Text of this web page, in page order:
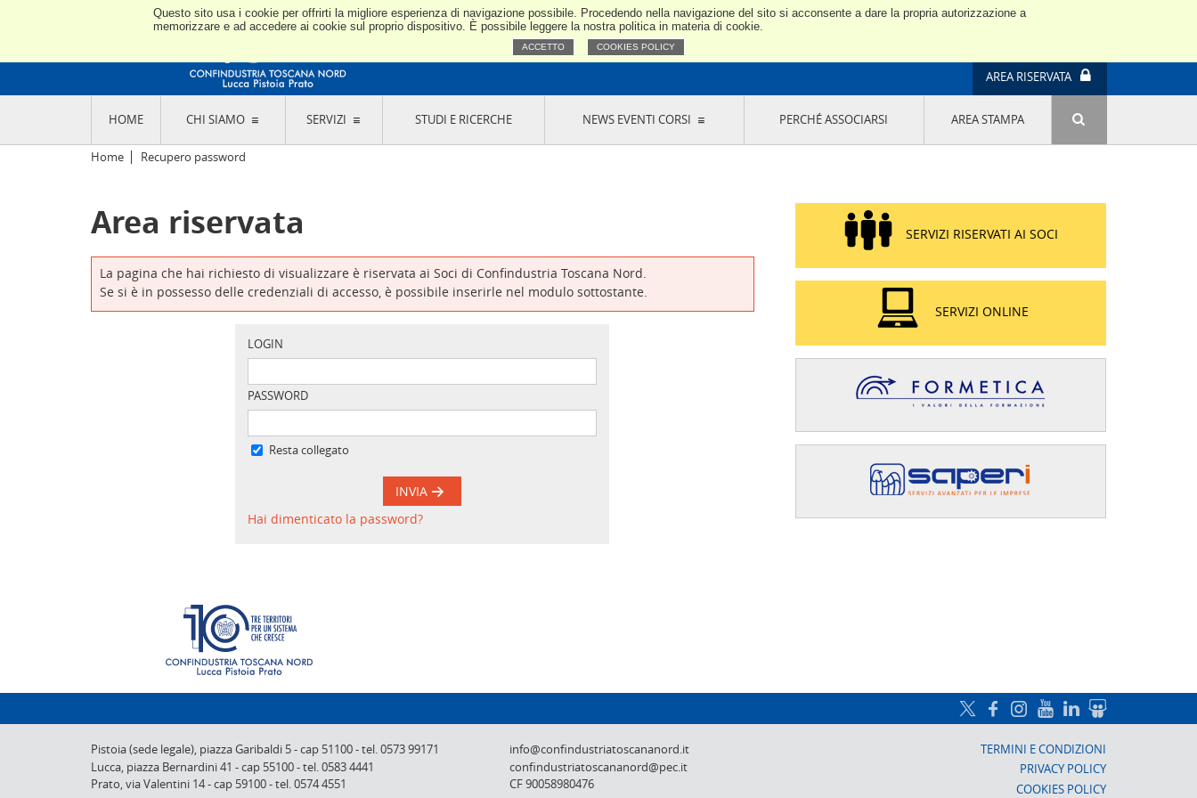
Questo sito usa i cookie per offrirti la migliore esperienza di navigazione possibile. Procedendo nella navigazione del sito si acconsente a dare la propria autorizzazione a
memorizzare e ad accedere ai cookie sul proprio dispositivo. È possibile leggere la nostra politica in materia di cookie.
ACCETTO COOKIES POLICY
Confindustria Toscana Nord
AREA RISERVATA
HOME CHI SIAMO
L'ASSOCIAZIONE
CODICE ETICO E DEI VALORI ASSOCIATIVI
TRASPARENZA CONTRIBUTI PUBBLICI
L'INDUSTRIA E IL TERRITORIO DI LUCCA,
PISTOIA E PRATO
SEDI E CONTATTI
ABOUT US
DESIGNAZIONE
ORGANI DI CONTROLLO
COMITATO PICCOLA
INDUSTRIA
GRUPPI DI ACQUISTO
EDIZIONE
PROGETTO LU.ME.
IL MANAGER DELLA SOSTENIBILITÀ NEL
DISTRETTO TESSILE PRATESE
GRUPPO IMPRENDITORIA FEMMINILE
SOSTENIBILITÀ
SERVIZI STUDI E RICERCHE NEWS EVENTI CORSI PERCHÉ ASSOCIARSI AREA STAMPA
Home Recupero password
Area riservata
La pagina che hai richiesto di visualizzare è riservata ai Soci di Confindustria Toscana Nord.
Se si è in possesso delle credenziali di accesso, è possibile inserirle nel modulo sottostante.
LOGIN
PASSWORD
Resta collegato
INVIA
Hai dimenticato la password?
SERVIZI RISERVATI AI SOCI
SERVIZI ONLINE
Pistoia (sede legale), piazza Garibaldi 5-cap 51100-tel. 0573 99171
Lucca, piazza Bernardini 41 -cap 55100-tel. 0583 4441
Prato,via Valentini 14-cap 59100-tel. 0574 4551
info@confindustriatoscananord.it
confindustriatoscananord@pec.it
CF 90058980476
TERMINI E CONDIZIONI
PRIVACY POLICY
COOKIES POLICY